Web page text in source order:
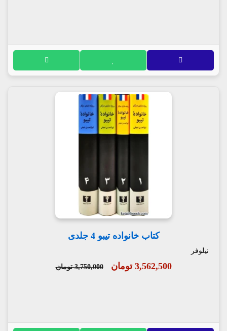
کتاب خانواده تیبو 4 جلدی
نیلوفر
3,562,500 تومان 3,750,000 تومان